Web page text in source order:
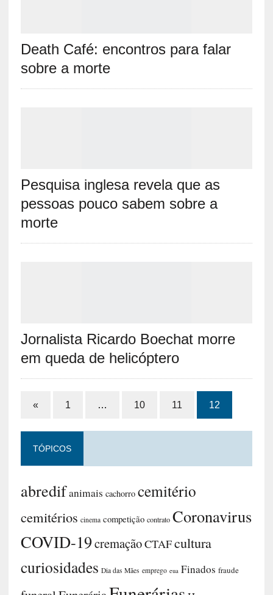
Death Café: encontros para falar
sobre a morte
Pesquisa inglesa revela que as
pessoas pouco sabem sobre a
morte
Jornalista Ricardo Boechat morre
em queda de helicóptero
« 1 … 10 11 12
TÓPICOS
abredifanimais cachorro cemitério
cemitérios cinema competição contrato Coronavirus
COVID-19cremaçãoCTAFcultura
curiosidades Dia das Mães emprego eua Finados fraude